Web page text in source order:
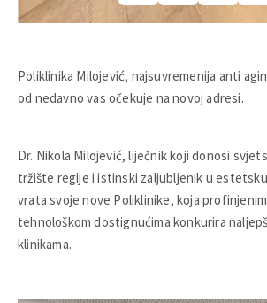
Poliklinika Milojević, najsuvremenija anti
od nedavno vas očekuje na novoj adresi.
Dr. Nikola Milojević, liječnik koji donosi
tržište regije i istinski zaljubljenik u
vrata svoje nove Poliklinike, koja
tehnološkom dostignućima konkurira
klinikama.